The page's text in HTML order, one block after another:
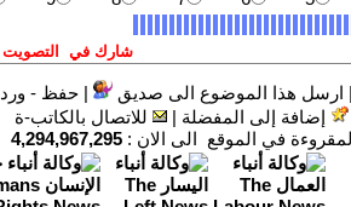
| ارسل هذا الموضوع الى صديق |حفظ - ورد
إضافة إلى المفضلة |
للاتصال بالكاتب-ة
في الموقع الى الان : 4,294,967,295